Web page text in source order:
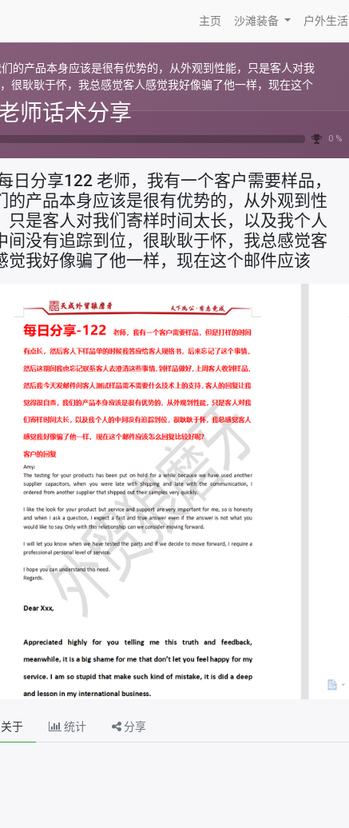
主页 沙滩装备 户外生活
的产品本身应该是很有优势的，从外观到性能，只是客人对我
很耿耿于怀，我总感觉客人感觉我好像骗了他一样，现在这个
师话术分享
0 %
日分享122 老师，我有一个客户需要样品，
的产品本身应该是很有优势的，从外观到性
只是客人对我们寄样时间太长，以及我个人
间没有追踪到位，很耿耿于怀，我总感觉客
觉我好像骗了他一样，现在这个邮件应该
关于 统计 分享